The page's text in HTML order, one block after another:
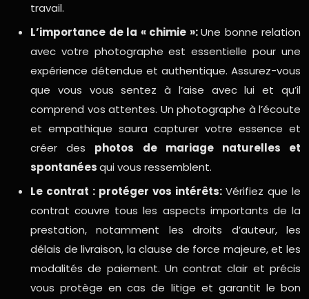
travail.
L’importance de la « chimie »:Une bonne relation
avec votre photographe est essentielle pour une
expérience détendue et authentique. Assurez-vous
que vous vous sentez à l’aise avec lui et qu’il
comprend vos attentes. Un photographe à l’écoute
et empathique saura capturer votre essence et
créer des photos de mariage naturelles et
spontanéesqui vous ressemblent.
Le contrat : protéger vos intérêts: Vérifiez que le
contrat couvre tous les aspects importants de la
prestation, notamment les droits d’auteur, les
délais de livraison, la clause de force majeure, et les
modalités de paiement. Un contrat clair et précis
vous protège en cas de litige et garantit le bon